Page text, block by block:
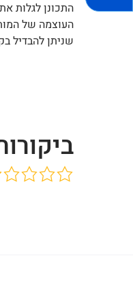
התכונן לגלות
העוצמה של
שניתן להבדיל